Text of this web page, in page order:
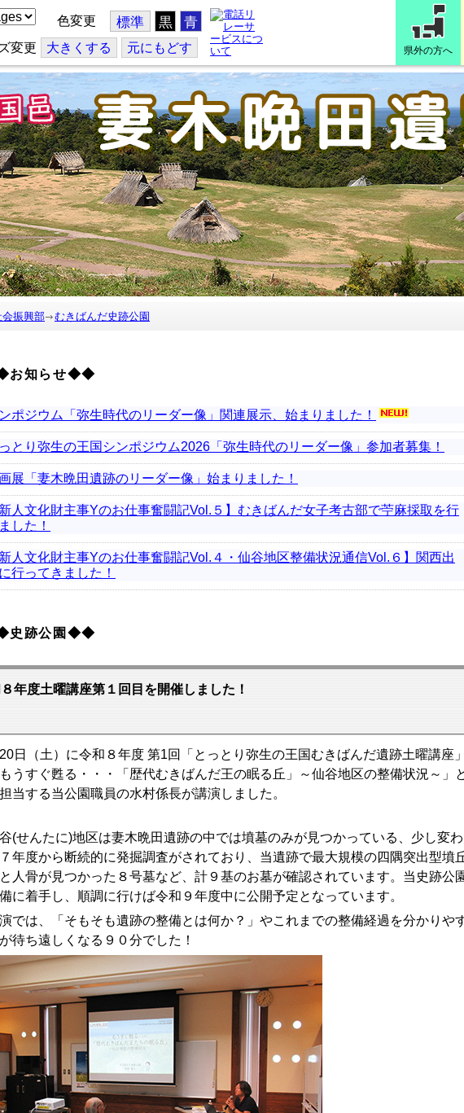
色変更 標準 黒 青
変更 大きくする 元にもどす 県外の方へ
会振興部 むきばんだ史跡公園
知らせ◆◆
ポジウム「弥生時代のリーダー像」関連展示、始まりました！
とり弥生の王国シンポジウム2026「弥生時代のリーダー像」参加者募集！
展「妻木晩田遺跡のリーダー像」始まりました！
人文化財主事Yのお仕事奮闘記Vol.５】むきばんだ女子考古部で苧麻採取を行
した！
人文化財主事Yのお仕事奮闘記Vol.４・仙谷地区整備状況通信Vol.６】関西出
行ってきました！
跡公園◆◆
年度土曜講座第１回目を開催しました！
20日（土）に令和８年度 第1回「とっとり弥生の王国むきばんだ遺跡土曜講座
すぐ甦る・・・「歴代むきばんだ王の眠る丘」～仙谷地区の整備状況～」
当する当公園職員の水村係長が講演しました。
せんたに)地区は妻木晩田遺跡の中では墳墓のみが見つかっている、少し変わ
年度から断続的に発掘調査がされており、当遺跡で最大規模の四隅突出型墳
人骨が見つかった８号墓など、計９基のお墓が確認されています。当史跡公
に着手し、順調に行けば令和９年度中に公開予定となっています。
は、「そもそも遺跡の整備とは何か？」やこれまでの整備経過を分かりや
待ち遠しくなる９０分でした！